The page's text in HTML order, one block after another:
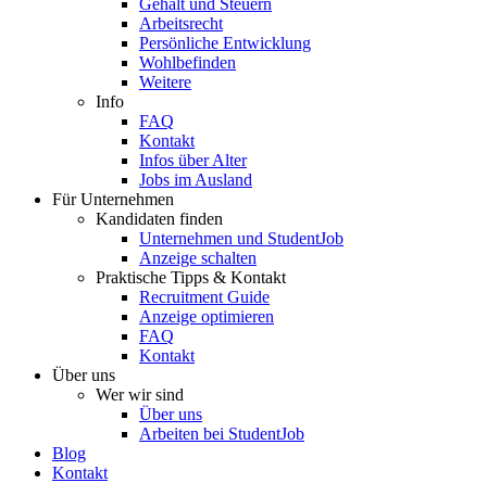
Gehalt und Steuern
Arbeitsrecht
Persönliche Entwicklung
Wohlbefinden
Weitere
Info
FAQ
Kontakt
Infos über Alter
Jobs im Ausland
Für Unternehmen
Kandidaten finden
Unternehmen und StudentJob
Anzeige schalten
Praktische Tipps & Kontakt
Recruitment Guide
Anzeige optimieren
FAQ
Kontakt
Über uns
Wer wir sind
Über uns
Arbeiten bei StudentJob
Blog
Kontakt